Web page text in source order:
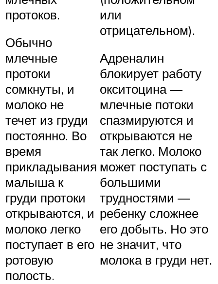
протоков.
Обычно
млечные
протоки
сомкнуты, и
молоко не
течет из груди
постоянно. Во
время
прикладывания
малыша к
груди протоки
открываются, и
молоко легко
поступает в его
ротовую
полость.
или
отрицательном).
Адреналин
блокирует работу
окситоцина —
млечные потоки
спазмируются и
открываются не
так легко. Молоко
может поступать с
большими
трудностями —
ребенку сложнее
его добыть. Но это
не значит, что
молока в груди нет.